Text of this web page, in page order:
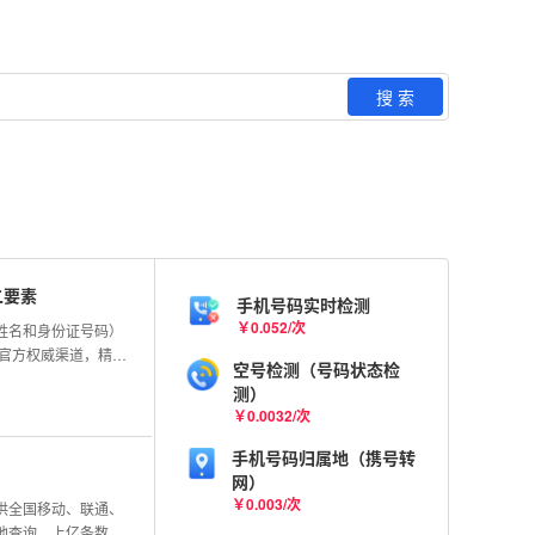
搜 索
素
和身份证号码）
方权威渠道，精准
率。
国移动、联通、
手机号码实时检测
￥0.052/次
空号检测（号码状态检
测）
￥0.0032/次
手机号码归属地（携号转
网）
￥0.003/次